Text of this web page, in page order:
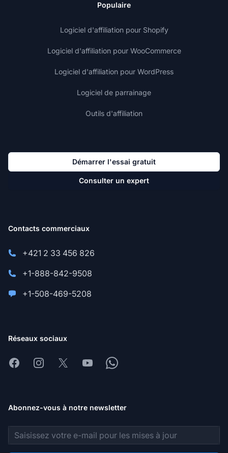
Populaire
Logiciel d'affiliation pour Shopify
Logiciel d'affiliation pour WooCommerce
Logiciel d'affiliation pour WordPress
Logiciel de parrainage
Outils d'affiliation
Démarrer l'essai gratuit
Consulter un expert
Contacts commerciaux
+421 2 33 456 826
+1-888-842-9508
+1-508-469-5208
Réseaux sociaux
FacebookInstagram
X YoutubeWhatsapp
Abonnez-vous à notre newsletter
Adresse e-mail